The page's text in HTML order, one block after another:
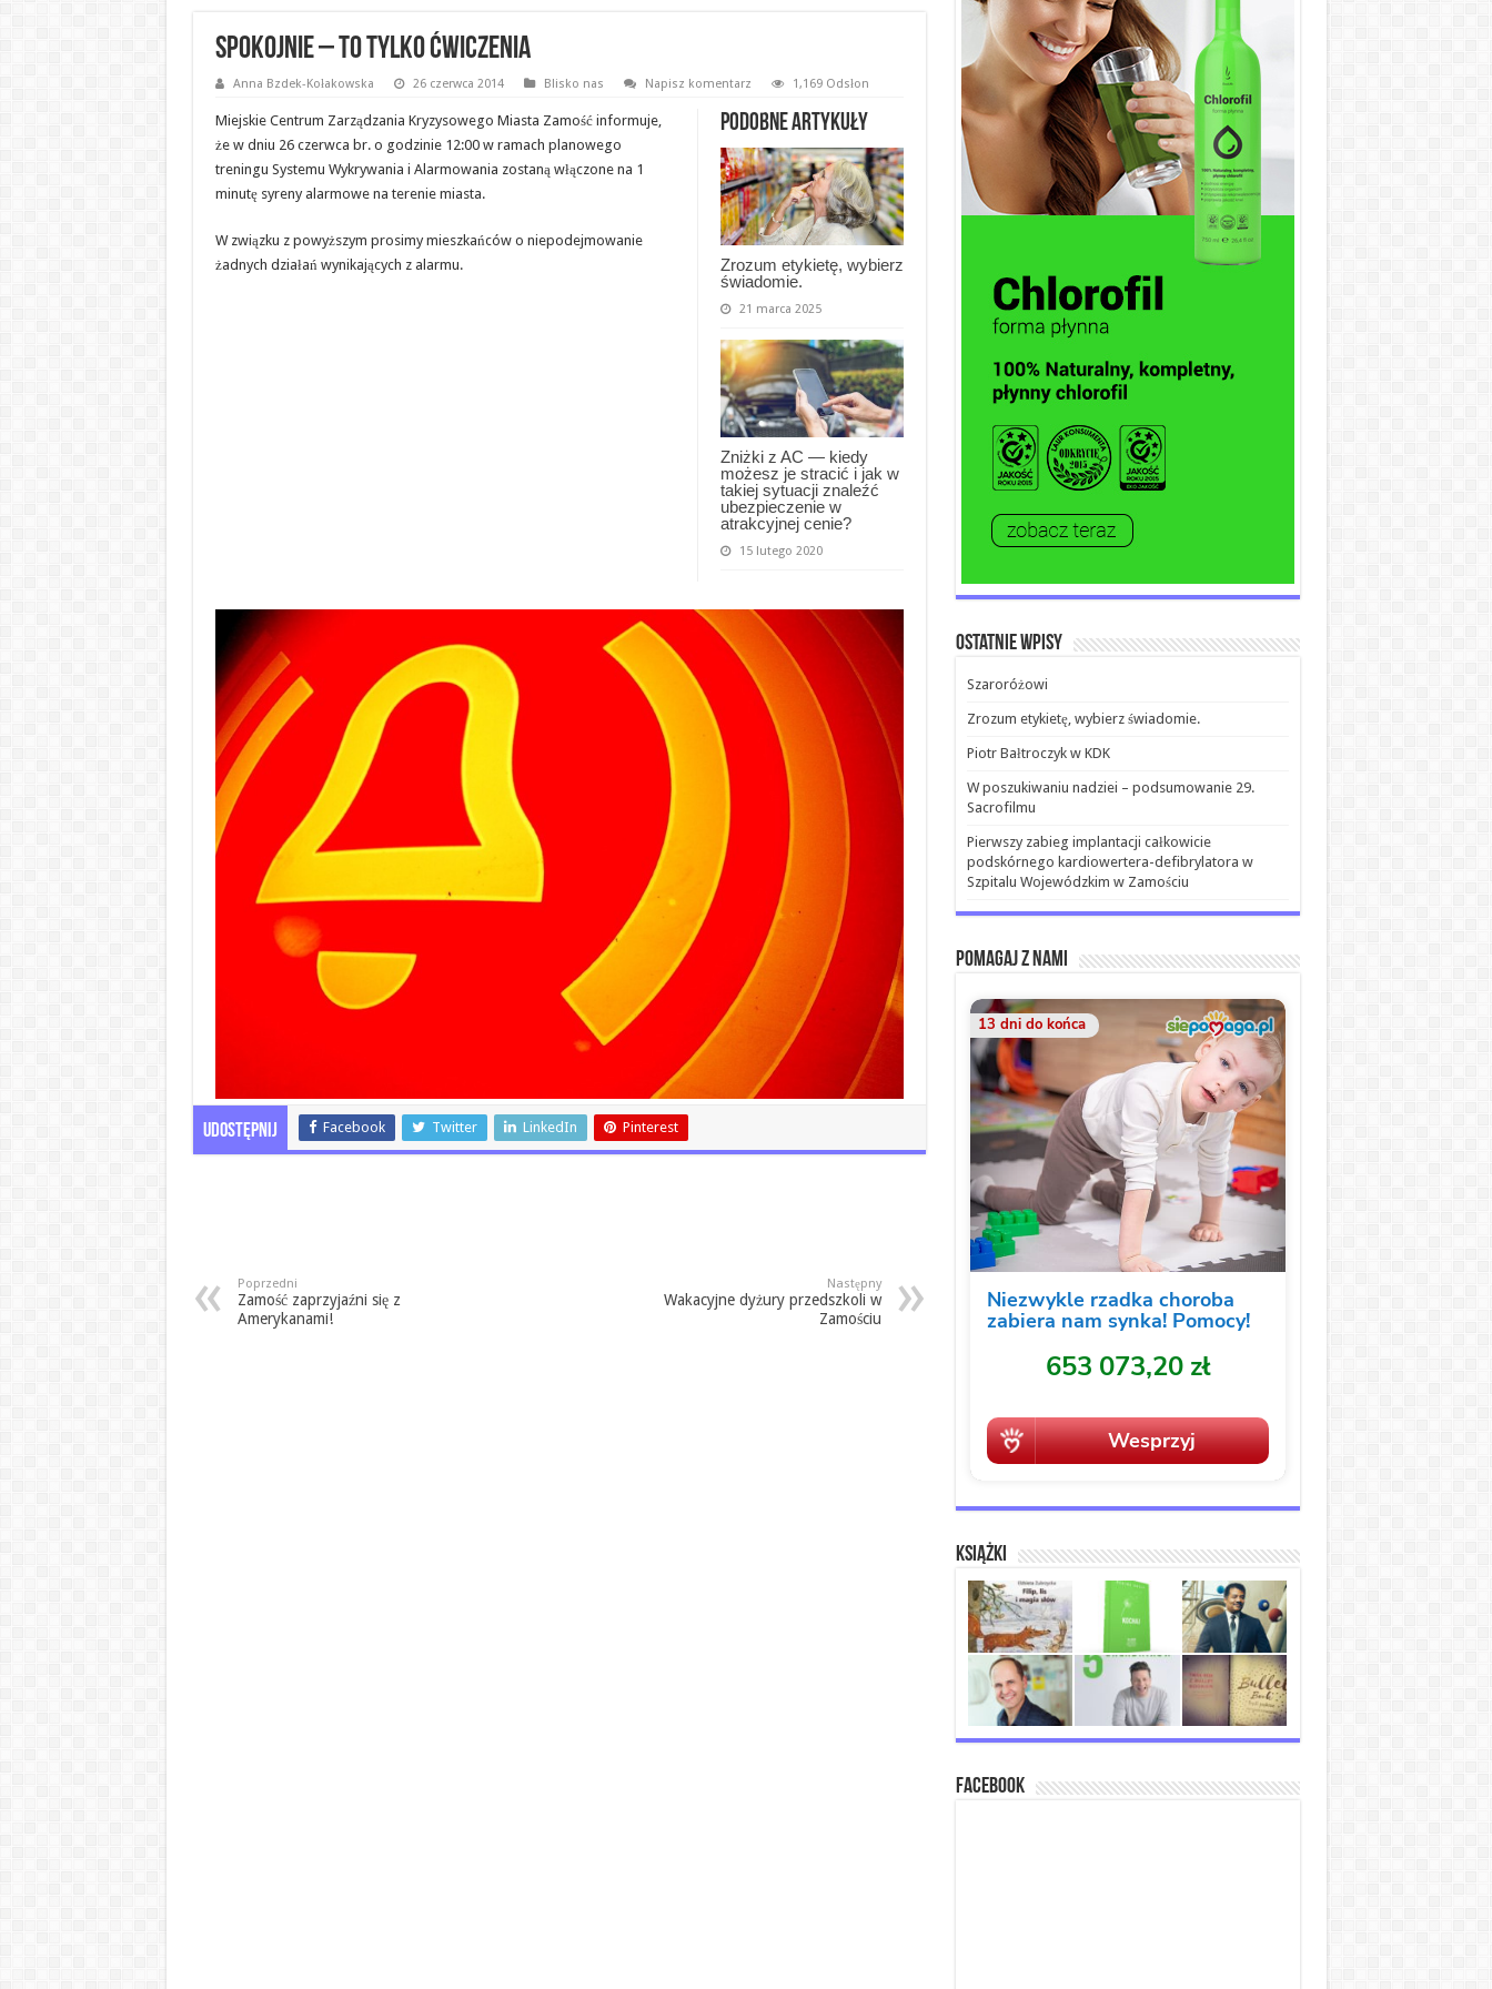
Spokojnie – to tylko ćwiczenia
Anna Bzdek-Kołakowska 26 czerwca 2014 Blisko nas Napisz komentarz 1,169 Odsłon
Podobne artykuły
Zrozum etykietę, wybierz
świadomie.
21 marca 2025
Zniżki z AC — kiedy
możesz je stracić i jak w
takiej sytuacji znaleźć
ubezpieczenie w
atrakcyjnej cenie?
15 lutego 2020
Miejskie Centrum Zarządzania Kryzysowego Miasta Zamość informuje,
że w dniu 26 czerwca br. o godzinie 12:00 w ramach planowego
treningu Systemu Wykrywania i Alarmowania zostaną włączone na 1
minutę syreny alarmowe na terenie miasta.
W związku z powyższym prosimy mieszkańców o niepodejmowanie
żadnych działań wynikających z alarmu.
Udostępnij Facebook Twitter LinkedIn Pinterest
Poprzedni
Zamość zaprzyjaźni się z
Amerykanami!
Następny
Wakacyjne dyżury przedszkoli w
Zamościu
Ostatnie wpisy
Szaroróżowi
Zrozum etykietę, wybierz świadomie.
Piotr Bałtroczyk w KDK
W poszukiwaniu nadziei – podsumowanie 29.
Sacrofilmu
Pierwszy zabieg implantacji całkowicie
podskórnego kardiowertera-defibrylatora w
Szpitalu Wojewódzkim w Zamościu
Pomagaj z nami
Książki
Facebook